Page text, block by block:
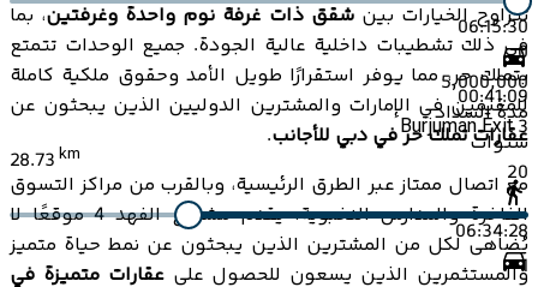
تتراوح الخيارات بينشقق ذات غرفة نوم واحدة وغرفتين، بما
في ذلك تشطيبات داخلية عالية الجودة. جميع الوحدات تتمتع
بتملك حر، مما يوفر استقرارًا طويل الأمد وحقوق ملكية كاملة
للمقيمين في الإمارات والمشترين الدوليين الذين يبحثون عن
عقارات تملك حر في دبي للأجانب.
مع اتصال ممتاز عبر الطرق الرئيسية، وبالقرب من مراكز التسوق
الفاخرة والمدارس النخبوية، يقدم مشروع الفهد 4 موقعًا لا
يُضاهى لكل من المشترين الذين يبحثون عن نمط حياة متميز
والمستثمرين الذين يسعون للحصول علىعقارات متميزة في
06:15:30
00:41:09
Burjuman Exit 3
28.73 km
06:34:28
0
5,000,000
مدة السداد
سنوات
20
1